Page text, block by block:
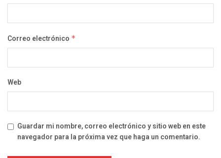
Correo electrónico *
Web
Guardar mi nombre, correo electrónico y sitio web en este
navegador para la próxima vez que haga un comentario.